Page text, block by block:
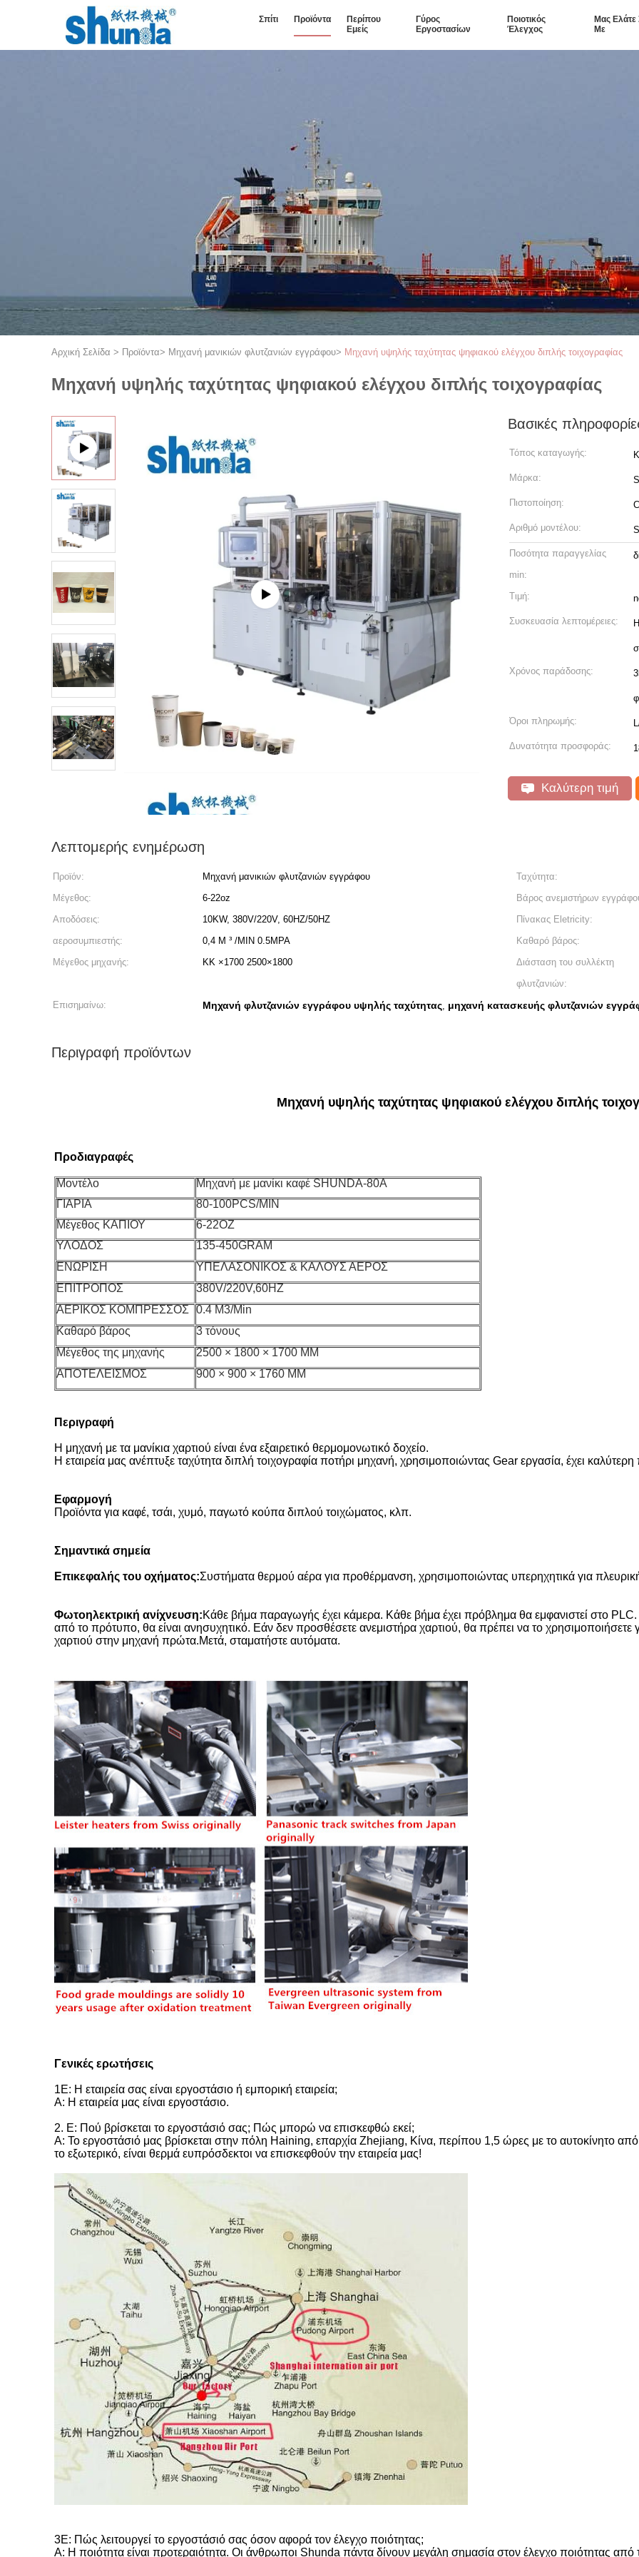
Σπίτι Προϊόντα
Περίπου
Εμείς
Γύρος
Εργοστασίων
Ποιοτικός
Έλεγχος
Μας
Με
Αρχική Σελίδα > Προϊόντα> Μηχανή μανικιών φλυτζανιών εγγράφου> Μηχανή υψηλής ταχύτητας ψηφιακού ελέγχου διπλής τοιχογραφίας
Μηχανή υψηλής ταχύτητας ψηφιακού ελέγχου διπλής τοιχογραφίας
Βασικές
Τόπος καταγωγής:
Μάρκα:
Πιστοποίηση:
Αριθμό μοντέλου:
Ποσότητα παραγγελίας
min:
Τιμή:
Συσκευασία λεπτομέρειες:
Χρόνος παράδοσης:
Όροι πληρωμής:
Δυνατότητα προσφοράς:
Καλύτερη τιμή
Λεπτομερής ενημέρωση
Προϊόν: Μηχανή μανικιών φλυτζανιών εγγράφου Ταχύτητα:
Μέγεθος:
6-22oz Βάρος ανεμιστήρων
Αποδόσεις:
10KW, 380V/220V, 60HZ/50HZ Πίνακας Eletricity:
αεροσυμπιεστής:
0,4 Μ ³ /MIN 0.5MPA Καθαρό βάρος:
Μέγεθος μηχανής:
ΚΚ ×1700 2500×1800
Διάσταση του συλλέκτη
φλυτζανιών:
Επισημαίνω: Μηχανή φλυτζανιών εγγράφου υψηλής ταχύτητας, μηχανή κατασκευής φλυτζανιών
Περιγραφή προϊόντων
Μηχανή υψηλής ταχύτητας ψηφιακού ελέγχου διπλής
Προδιαγραφές
Μοντέλο
Μηχανή με μανίκι καφέ SHUNDA-80A
ΓΙΑΡΙΑ
80-100PCS/MIN
Μέγεθος ΚΑΠΙΟΥ
6-22ΟZ
ΥΛΟΔΟΣ
135-450GRAM
ΕΝΩΡΙΣΗ
ΥΠΕΛΑΣΟΝΙΚΟΣ & ΚΑΛΟΥΣ ΑΕΡΟΣ
ΕΠΙΤΡΟΠΟΣ
380V/220V,60HZ
ΑΕΡΙΚΟΣ ΚΟΜΠΡΕΣΣΟΣ
0.4 M3/Min
Καθαρό βάρος
3 τόνους
Μέγεθος της μηχανής
2500 × 1800 × 1700 MM
ΑΠΟΤΕΛΕΙΣΜΟΣ
900 × 900 × 1760 MM
Περιγραφή
Η μηχανή με τα μανίκια χαρτιού είναι ένα εξαιρετικό θερμομονωτικό δοχείο.
Η εταιρεία μας ανέπτυξε ταχύτητα διπλή τοιχογραφία ποτήρι μηχανή, χρησιμοποιώντας Gear εργασία, έχει
Εφαρμογή
Προϊόντα για καφέ, τσάι, χυμό, παγωτό κούπα διπλού τοιχώματος, κλπ.
Σημαντικά σημεία
Επικεφαλής του οχήματος:Συστήματα θερμού αέρα για προθέρμανση, χρησιμοποιώντας υπερηχητικά για
Φωτοηλεκτρική ανίχνευση:Κάθε βήμα παραγωγής έχει κάμερα. Κάθε βήμα έχει πρόβλημα θα εμφανιστεί στο
από το πρότυπο, θα είναι ανησυχητικό. Εάν δεν προσθέσετε ανεμιστήρα χαρτιού, θα πρέπει να το χρησιμοποιήσετε
χαρτιού στην μηχανή πρώτα.Μετά, σταματήστε αυτόματα.
Γενικές ερωτήσεις
1Ε: Η εταιρεία σας είναι εργοστάσιο ή εμπορική εταιρεία;
Α: Η εταιρεία μας είναι εργοστάσιο.
2. Ε: Πού βρίσκεται το εργοστάσιό σας; Πώς μπορώ να επισκεφθώ εκεί;
Α: Το εργοστάσιό μας βρίσκεται στην πόλη Haining, επαρχία Zhejiang, Κίνα, περίπου 1,5 ώρες με το αυτοκίνητο
το εξωτερικό, είναι θερμά ευπρόσδεκτοι να επισκεφθούν την εταιρεία μας!
3Ε: Πώς λειτουργεί το εργοστάσιό σας όσον αφορά τον έλεγχο ποιότητας;
Α: Η ποιότητα είναι προτεραιότητα. Οι άνθρωποι Shunda πάντα δίνουν μεγάλη σημασία στον έλεγχο ποιότητας από